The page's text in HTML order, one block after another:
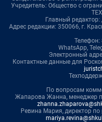
Учредитель: Общество с
Главный
Адрес редакции: 350066, г.
Телефон:
WhatsApp,
Электронный
Контактные данные для
По вопросам
Жапарова Жанна, менеджер
Ревина Мария, директор